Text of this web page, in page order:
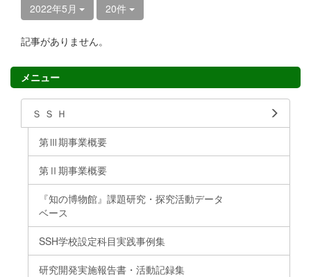
2022年5月 20件
記事がありません。
メニュー
Ｓ Ｓ Ｈ
第Ⅲ期事業概要
第Ⅱ期事業概要
『知の博物館』課題研究・探究活動データ
ベース
SSH学校設定科目実践事例集
研究開発実施報告書・活動記録集